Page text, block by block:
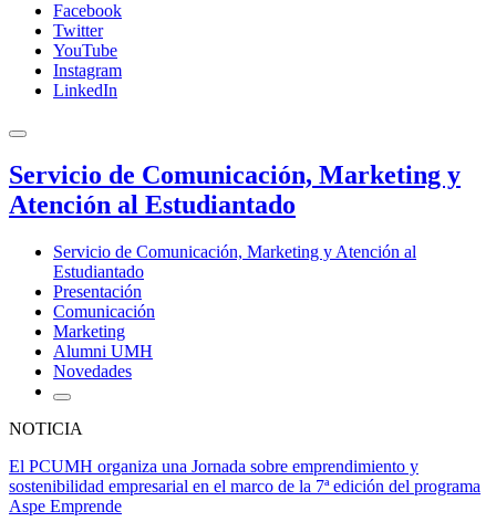
Facebook
Twitter
YouTube
Instagram
LinkedIn
Servicio de Comunicación, Marketing y
Atención al Estudiantado
Servicio de Comunicación, Marketing y Atención al
Estudiantado
Presentación
Comunicación
Marketing
Alumni UMH
Novedades
NOTICIA
El PCUMH organiza una Jornada sobre emprendimiento y
sostenibilidad empresarial en el marco de la 7ª edición del programa
Aspe Emprende